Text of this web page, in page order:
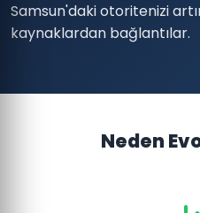
Samsun'daki otoritenizi
kaynaklardan bağlantılar.
Neden